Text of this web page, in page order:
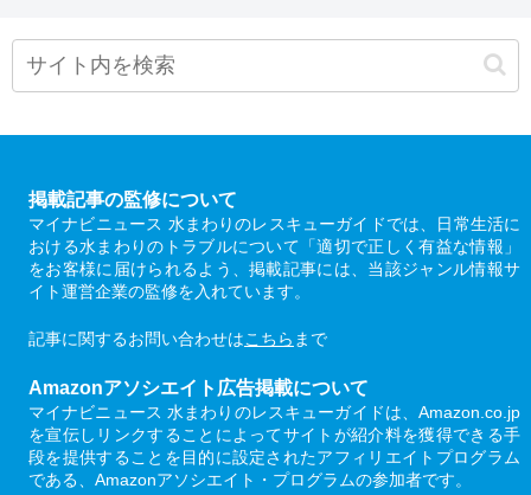
掲載記事の監修について
マイナビニュース 水まわりのレスキューガイドでは、日常生活に
おける水まわりのトラブルについて「適切で正しく有益な情報」
をお客様に届けられるよう、掲載記事には、当該ジャンル情報サ
イト運営企業の監修を入れています。
記事に関するお問い合わせはこちら まで
Amazonアソシエイト広告掲載について
マイナビニュース 水まわりのレスキューガイドは、Amazon.co.jp
を宣伝しリンクすることによってサイトが紹介料を獲得できる手
段を提供することを目的に設定されたアフィリエイトプログラム
である、Amazonアソシエイト・プログラムの参加者です。